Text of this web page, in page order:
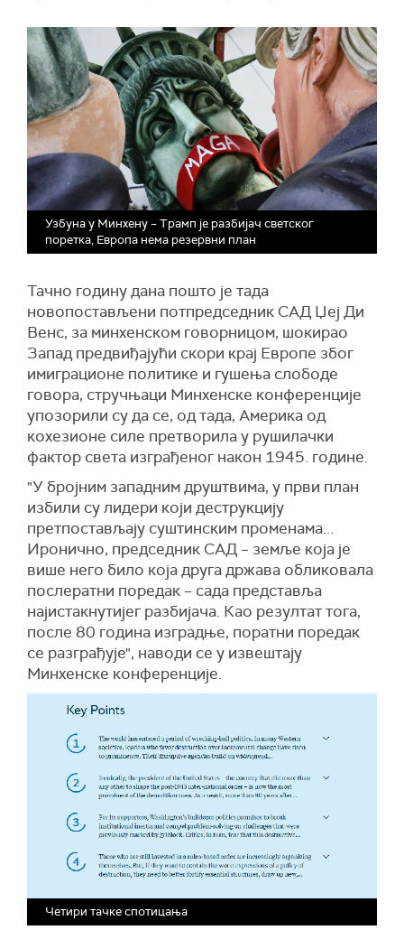
Узбуна у Минхену – Трамп је разбијач светског
поретка, Европа нема резервни план
Тачно годину дана пошто је тада
новопостављени потпредседник САД Џеј Ди
Венс, за минхенском говорницом, шокирао
Запад предвиђајући скори крај Европе због
имиграционе политике и гушења слободе
говора, стручњаци Минхенске конференције
упозорили су да се, од тада, Америка од
кохезионе силе претворила у рушилачки
фактор света изграђеног након 1945. године.
"У бројним западним друштвима, у први план
избили су лидери који деструкцију
претпостављају суштинским променама...
Иронично, председник САД – земље која је
више него било која друга држава обликовала
послератни поредак – сада представља
најистакнутијег разбијача. Као резултат тога,
после 80 година изградње, поратни поредак
се разграђује", наводи се у извештају
Минхенске конференције.
Четири тачке спотицања